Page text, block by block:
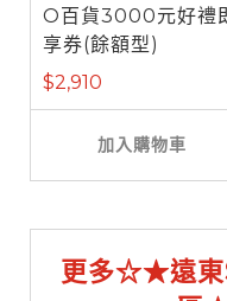
O百貨3000元好禮
享券(餘額型)
$2,910
加入購物車
更多☆★遠東